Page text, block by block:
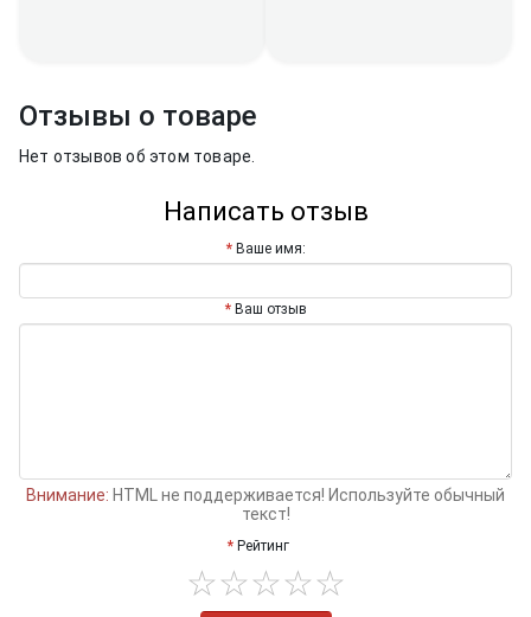
Отзывы о товаре
Нет отзывов об этом товаре.
Написать отзыв
Ваше имя:
Ваш отзыв
Внимание: HTML не поддерживается! Используйте обычный
текст!
Рейтинг